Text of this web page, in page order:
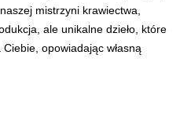
mistrzyni krawiectwa,
ale unikalne dzieło, które
opowiadając własną